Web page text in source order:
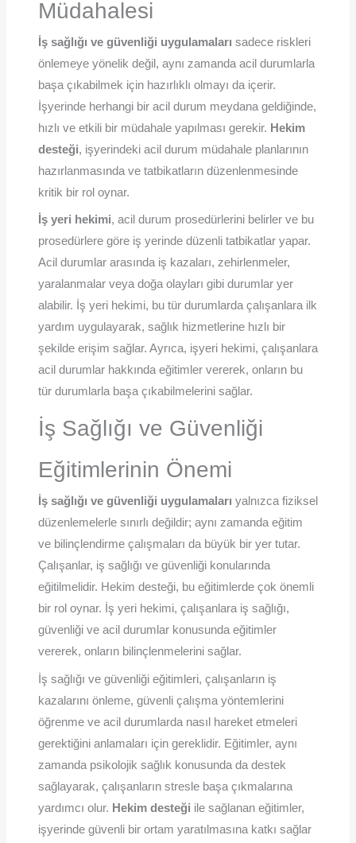
Müdahalesi
İş sağlığı ve güvenliği uygulamaları sadece riskleri
önlemeye yönelik değil, aynı zamanda acil durumlarla
başa çıkabilmek için hazırlıklı olmayı da içerir.
İşyerinde herhangi bir acil durum meydana geldiğinde,
hızlı ve etkili bir müdahale yapılması gerekir. Hekim
desteği, işyerindeki acil durum müdahale planlarının
hazırlanmasında ve tatbikatların düzenlenmesinde
kritik bir rol oynar.
İş yeri hekimi, acil durum prosedürlerini belirler ve bu
prosedürlere göre iş yerinde düzenli tatbikatlar yapar.
Acil durumlar arasında iş kazaları, zehirlenmeler,
yaralanmalar veya doğa olayları gibi durumlar yer
alabilir. İş yeri hekimi, bu tür durumlarda çalışanlara ilk
yardım uygulayarak, sağlık hizmetlerine hızlı bir
şekilde erişim sağlar. Ayrıca, işyeri hekimi, çalışanlara
acil durumlar hakkında eğitimler vererek, onların bu
tür durumlarla başa çıkabilmelerini sağlar.
İş Sağlığı ve Güvenliği
Eğitimlerinin Önemi
İş sağlığı ve güvenliği uygulamaları yalnızca fiziksel
düzenlemelerle sınırlı değildir; aynı zamanda eğitim
ve bilinçlendirme çalışmaları da büyük bir yer tutar.
Çalışanlar, iş sağlığı ve güvenliği konularında
eğitilmelidir. Hekim desteği, bu eğitimlerde çok önemli
bir rol oynar. İş yeri hekimi, çalışanlara iş sağlığı,
güvenliği ve acil durumlar konusunda eğitimler
vererek, onların bilinçlenmelerini sağlar.
İş sağlığı ve güvenliği eğitimleri, çalışanların iş
kazalarını önleme, güvenli çalışma yöntemlerini
öğrenme ve acil durumlarda nasıl hareket etmeleri
gerektiğini anlamaları için gereklidir. Eğitimler, aynı
zamanda psikolojik sağlık konusunda da destek
sağlayarak, çalışanların stresle başa çıkmalarına
yardımcı olur. Hekim desteği ile sağlanan eğitimler,
işyerinde güvenli bir ortam yaratılmasına katkı sağlar